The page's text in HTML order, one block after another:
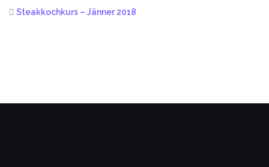
Steakkochkurs – Jänner 2018